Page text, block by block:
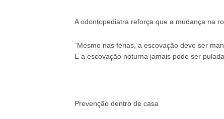
A odontopediatra reforça que a mudança na
“Mesmo nas férias, a escovação deve ser
E a escovação noturna jamais pode ser
Prevenção dentro de casa